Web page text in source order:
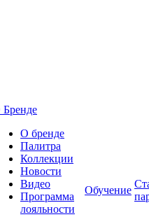
О бренде
Палитра
Коллекции
Новости
Видео
Программа
лояльности
Обучение